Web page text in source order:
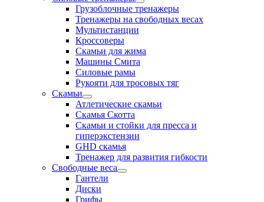
Грузоблочные тренажеры
Тренажеры на свободных весах
Мультистанции
Кроссоверы
Скамьи для жима
Машины Смита
Силовые рамы
Рукояти для тросовых тяг
Скамьи
Атлетические скамьи
Скамья Скотта
Скамьи и стойки для пресса и
гиперэкстензии
GHD скамья
Тренажер для развития гибкости
Свободные веса
Гантели
Диски
Грифы